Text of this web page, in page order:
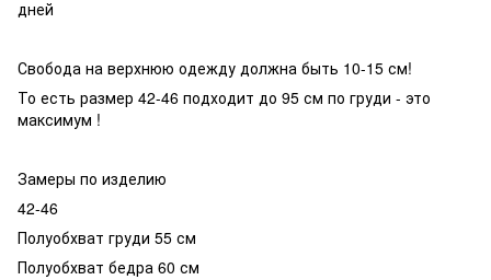
дней
Свобода на верхнюю одежду должна быть 10-15 см!
То есть размер 42-46 подходит до 95 см по груди - это
максимум !
Замеры по изделию
42-46
Полуобхват груди 55 см
Полуобхват бедра 60 см